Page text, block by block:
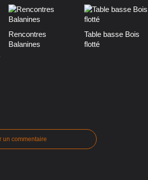
Rencontres
Balanines
Table basse Bois
flotté
un commentaire